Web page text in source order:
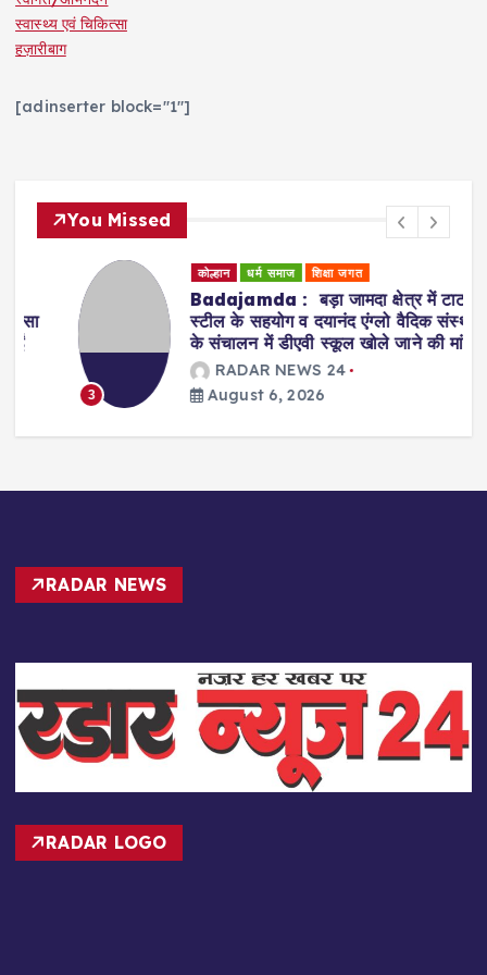
स्वास्थ्य एवं चिकित्सा
हज़ारीबाग
[adinserter block="1"]
You Missed
धर्म समाज शिक्षा जगत
Badajamda : बड़ा जामदा क्षेत्र में टाटा
स्टील के सहयोग व दयानंद एंग्लो वैदिक संस्था
के संचालन में डीएवी स्कूल खोले जाने की मांग
RADAR NEWS 24
August 6, 2026
RADAR NEWS
RADAR LOGO